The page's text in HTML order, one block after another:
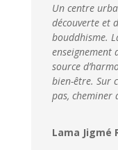
Un centre
découverte et
bouddhisme.
enseignement
source
bien-être. Sur
pas, cheminer
Lama Jigmé